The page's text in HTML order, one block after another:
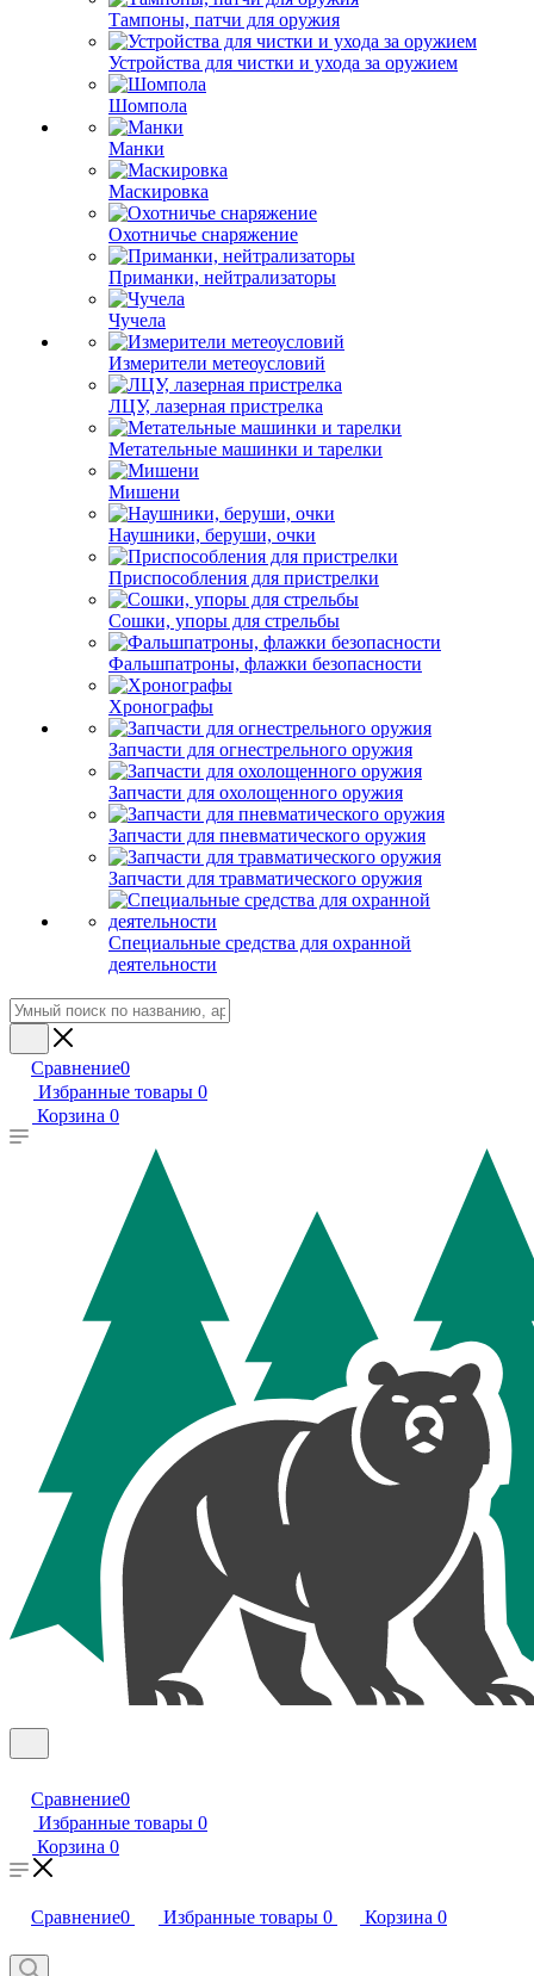
Тампоны, патчи для оружия
Устройства для чистки и ухода за оружием
Шомпола
Манки
Маскировка
Охотничье снаряжение
Приманки, нейтрализаторы
Чучела
Измерители метеоусловий
ЛЦУ, лазерная пристрелка
Метательные машинки и тарелки
Мишени
Наушники, беруши, очки
Приспособления для пристрелки
Сошки, упоры для стрельбы
Фальшпатроны, флажки безопасности
Хронографы
Запчасти для огнестрельного оружия
Запчасти для охолощенного оружия
Запчасти для пневматического оружия
Запчасти для травматического оружия
Специальные средства для охранной
деятельности
Сравнение0
Избранные товары 0
Корзина 0
Сравнение0
Избранные товары 0
Корзина 0
Сравнение0 Избранные товары 0 Корзина 0